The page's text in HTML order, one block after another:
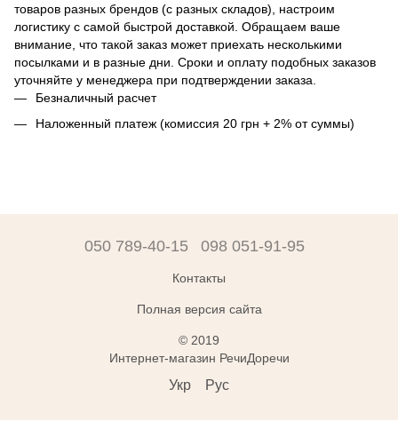
товаров разных брендов (с разных складов), настроим
логистику с самой быстрой доставкой. Обращаем ваше
внимание, что такой заказ может приехать несколькими
посылками и в разные дни. Сроки и оплату подобных заказов
уточняйте у менеджера при подтверждении заказа.
Безналичный расчет
Наложенный платеж (комиссия 20 грн + 2% от суммы)
050 789-40-15 098 051-91-95
Контакты
Полная версия сайта
© 2019
Интернет-магазин РечиДоречи
Укр Рус